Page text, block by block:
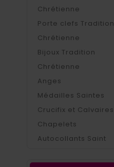
Chrétienne
Porte clefs Tradition
Chrétienne
Bijoux Tradition
Chrétienne
Anges
Médailles Saintes
Crucifix et Calvaires
Chapelets
Autocollants Saint